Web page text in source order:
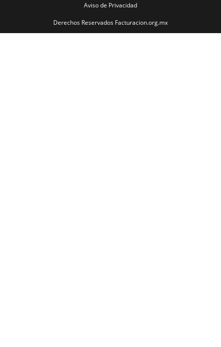
Aviso de Privacidad
Derechos Reservados Facturacion.org.mx